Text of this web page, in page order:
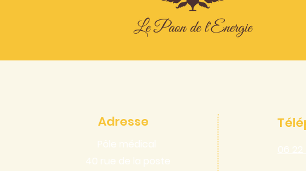
Adresse